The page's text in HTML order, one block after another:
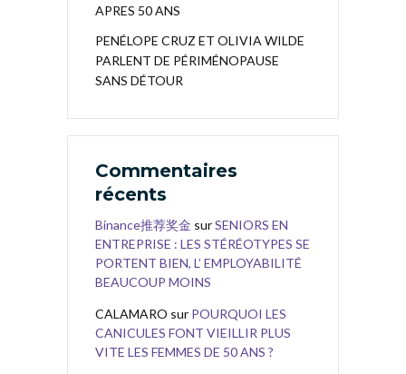
APRES 50 ANS
PENÉLOPE CRUZ ET OLIVIA WILDE
PARLENT DE PÉRIMÉNOPAUSE
SANS DÉTOUR
Commentaires
récents
Binance推荐奖金 surSENIORS EN
ENTREPRISE : LES STÉRÉOTYPES SE
PORTENT BIEN, L’ EMPLOYABILITÉ
BEAUCOUP MOINS
CALAMARO sur POURQUOI LES
CANICULES FONT VIEILLIR PLUS
VITE LES FEMMES DE 50 ANS ?